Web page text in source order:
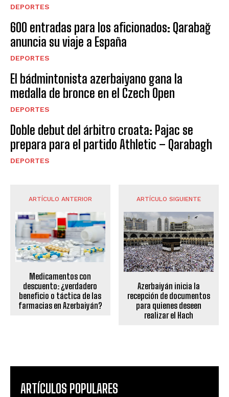
DEPORTES
600 entradas para los aficionados: Qarabağ
anuncia su viaje a España
DEPORTES
El bádmintonista azerbaiyano gana la
medalla de bronce en el Czech Open
DEPORTES
Doble debut del árbitro croata: Pajac se
prepara para el partido Athletic – Qarabagh
DEPORTES
ARTÍCULO ANTERIOR
Medicamentos con
descuento: ¿verdadero
beneficio o táctica de las
farmacias en Azerbaiyán?
ARTÍCULO SIGUIENTE
Azerbaiyán inicia la
recepción de documentos
para quienes deseen
realizar el Hach
ARTÍCULOS POPULARES